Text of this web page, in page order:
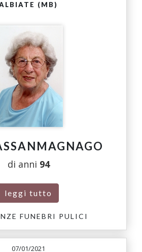
(MB)
di anni 94
leggi tutto
FUNEBRI PULICI
07/01/2021